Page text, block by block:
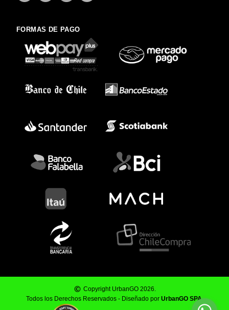
FORMAS DE PAGO
Copyright UrbanGO 2026.
Todos los Derechos Reservados - Diseñado por UrbanGO SPA.